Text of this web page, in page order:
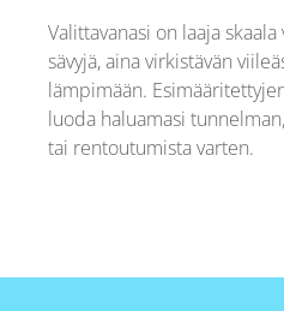
Valittavanasi on laaja
sävyjä, aina virkistävän
lämpimään.
luoda haluamasi
tai rentoutumista varten.